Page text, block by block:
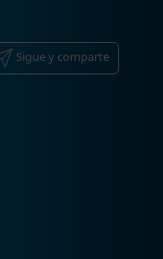
Sigue y comparte